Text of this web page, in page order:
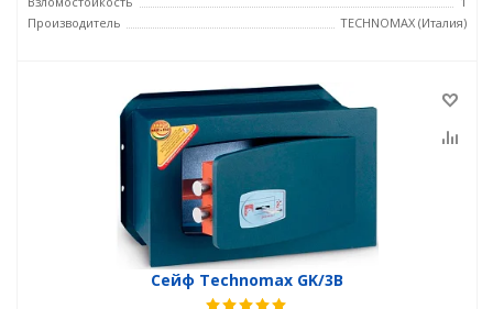
Производитель
TECHNOMAX (Италия)
Сейф Technomax GK/3В